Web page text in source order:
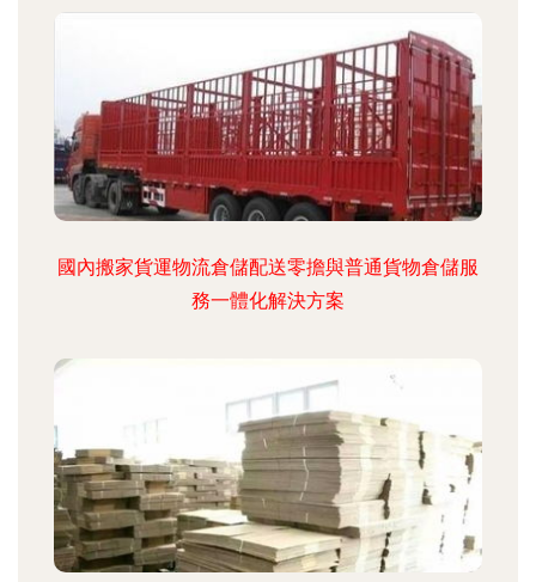
國內搬家貨運物流倉儲配送零擔與普通貨物倉儲服
務一體化解決方案